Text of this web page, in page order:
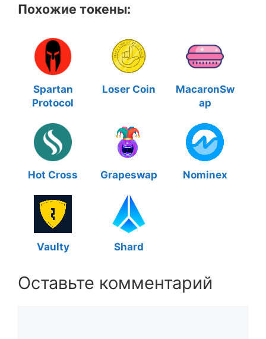
Похожие токены:
Spartan
Protocol
Loser Coin
MacaronSw
ap
Hot Cross Grapeswap Nominex
Vaulty Shard
Оставьте комментарий